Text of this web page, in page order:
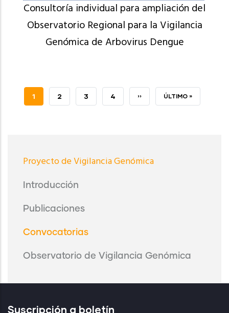
Consultoría individual para ampliación del
Observatorio Regional para la Vigilancia
Genómica de Arbovirus Dengue
PÁGINA
1 PAGE
2 PAGE
3 PAGE
4 SIGUIENTE
›› ÚLTIMA
ÚLTIMO »
Proyecto
de
Vigilancia
Genómica
Proyecto de Vigilancia Genómica
Introducción
Publicaciones
Convocatorias
Observatorio de Vigilancia Genómica
Suscripción a boletín